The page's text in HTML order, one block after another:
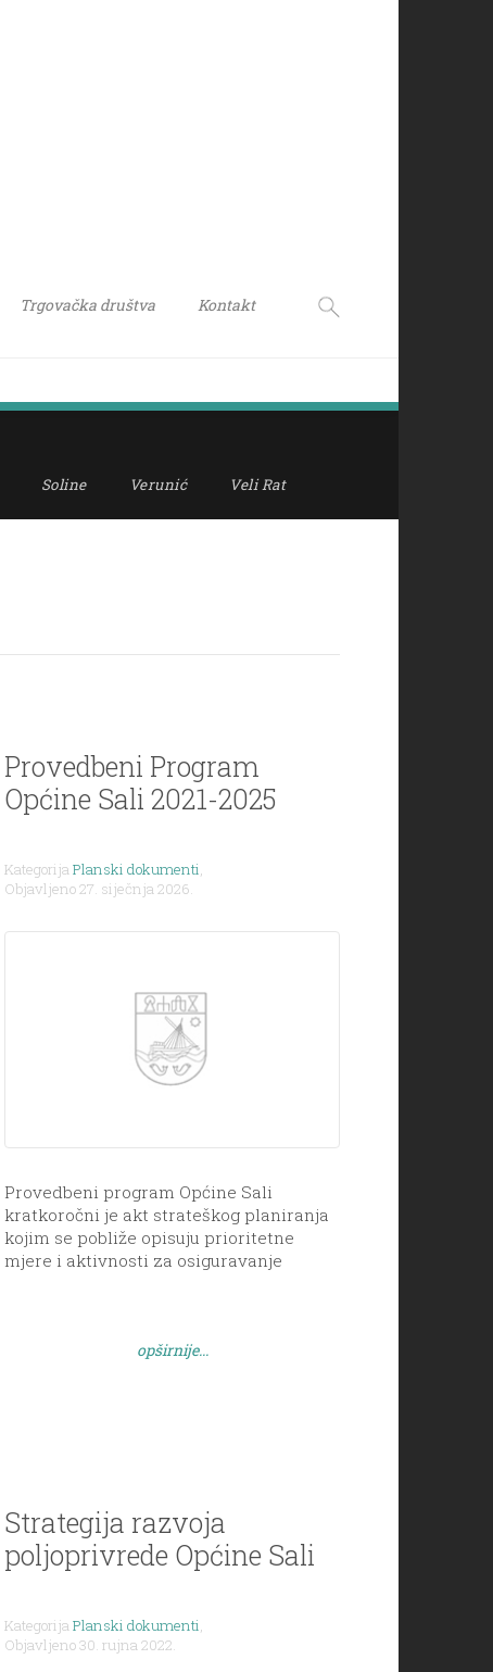
Trgovačka društva Kontakt
Soline Verunić Veli Rat
Provedbeni Program
Općine Sali 2021-2025
KategorijaPlanski dokumenti,
Objavljeno 27. siječnja 2026.
Provedbeni program Općine Sali
kratkoročni je akt strateškog planiranja
kojim se pobliže opisuju prioritetne
mjere i aktivnosti za osiguravanje
poveznica s proračunom Općine.
opširnije...
Strategija razvoja
poljoprivrede Općine Sali
KategorijaPlanski dokumenti
Objavljeno 30. rujna 2022.